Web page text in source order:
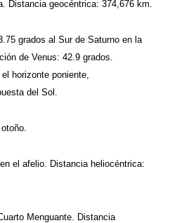
Distancia geocéntrica: 374,676 km.
grados al Sur de Saturno en la
de Venus: 42.9 grados.
horizonte poniente,
del Sol.
el afelio. Distancia heliocéntrica:
Menguante. Distancia